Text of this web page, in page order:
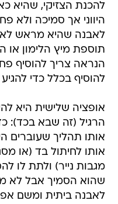
להכנת הצזיקי, שהיא
היווני אך סמיכה ולא
לאבנה שהיא מראש
תוספת מיץ הלימון או
הנראה צריך להוסיף
להוסיף בכלל כדי
אופציה שלישית היא
הרגיל (זה שבא בכד):
אותו תהליך שעוברים
שהוא הסמיך אבל לא
לאבנה ביתית ומשם